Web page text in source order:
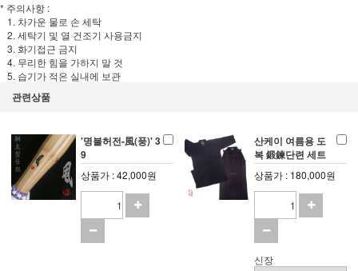
* 주의사항 :
1. 차가운 물로 손 세탁
2. 세탁기 및 열 건조기 사용금지
3. 화기접근 금지
4. 무리한 힘을 가하지 말 것
5. 습기가 적은 실내에 보관
관련상품
'명불허전-風(풍)' 3
9
상품가 : 42,000원
산케이 여름용 도
복 鍛鍊단련 세트
상품가 : 180,000원
신장